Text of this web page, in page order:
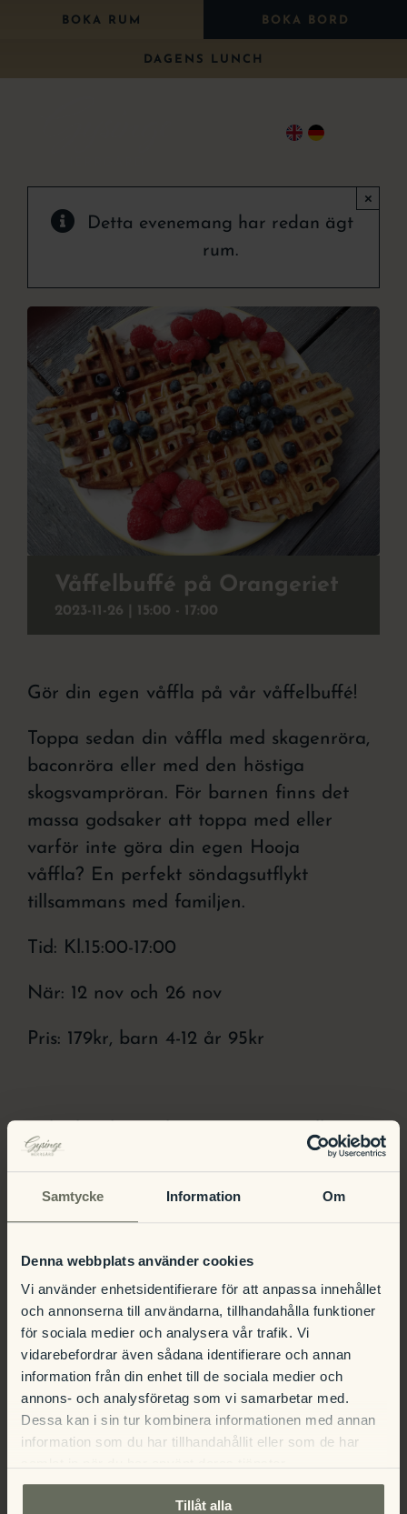
Samtycke Information Om
Denna webbplats använder cookies
Vi använder enhetsidentifierare för att anpassa innehållet
och annonserna till användarna, tillhandahålla funktioner
för sociala medier och analysera vår trafik. Vi
vidarebefordrar även sådana identifierare och annan
information från din enhet till de sociala medier och
annons- och analysföretag som vi samarbetar med.
Dessa kan i sin tur kombinera informationen med annan
information som du har tillhandahållit eller som de har
Tillåt alla
FortsättBOKA RUM BOKA BORD
DAGENS LUNCH
Konferens
Julbord
Att uppleva
Event
Detta evenemang har redan ägt
rum.
×
Våffelbuffé på Orangeriet
2023-11-26 | 15:00 - 17:00
Gör din egen våffla på vår våffelbuffé!
Toppa sedan din våffla med skagenröra,
baconröra eller med den höstiga
skogsvampröran. För barnen finns det
massa godsaker att toppa med eller
varför inte göra din egen Hooja
våffla? En perfekt söndagsutflykt
tillsammans med familjen.
Tid: Kl.15:00-17:00
När: 12 nov och 26 nov
Pris: 179kr, barn 4-12 år 95kr
Boka bord på tel. 0291-73 46 00 eller
maila:
Våffelbuffé på
Orangeriet
Blixterz – Juldans på
Café Udden
Detaljer